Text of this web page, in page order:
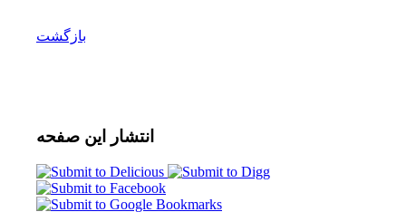
بازگشت
انتشار این صفحه